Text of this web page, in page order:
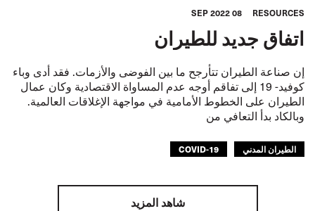
RESOURCES
08 SEP 2022
اتفاق جديد للطيران
إن صناعة الطيران تتأرجح ما بين الفوضى والأزمات. فقد أدى وباء
كوفيد- 19 إلى تفاقم أوجه عدم المساواة الاقتصادية وكان عمال
الطيران على الخطوط الأمامية في مواجهة الإغلاقات العالمية.
وبالكاد بدأ التعافي من
الطيران المدني COVID-19
شاهد المزيد